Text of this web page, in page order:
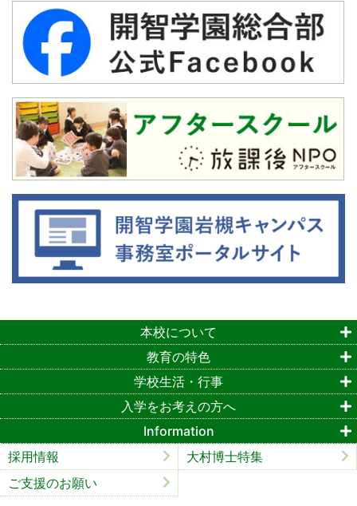
本校について
教育の特色
学校生活・行事
入学をお考えの方へ
Information
採用情報
大村博士特集
ご支援のお願い